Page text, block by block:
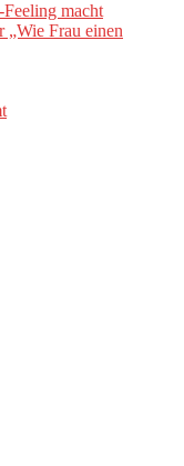
macht
„Wie Frau einen